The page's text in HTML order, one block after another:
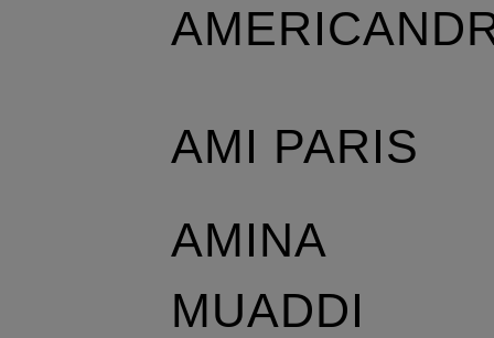
AMI PARIS
AMINA
MUADDI